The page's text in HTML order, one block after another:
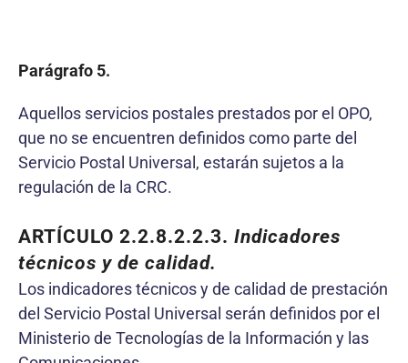
Parágrafo 5.
Aquellos servicios postales prestados por el OPO,
que no se encuentren definidos como parte del
Servicio Postal Universal, estarán sujetos a la
regulación de la CRC.
ARTÍCULO 2.2.8.2.2.3. Indicadores
técnicos y de calidad.
Los indicadores técnicos y de calidad de prestación
del Servicio Postal Universal serán definidos por el
Ministerio de Tecnologías de la Información y las